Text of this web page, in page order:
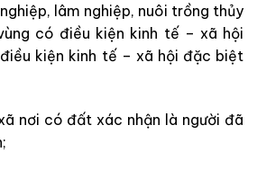
lâm nghiệp, nuôi trồng thủy
có điều kiện kinh tế – xã hội
kiện kinh tế – xã hội đặc biệt
nơi có đất xác nhận là người đã